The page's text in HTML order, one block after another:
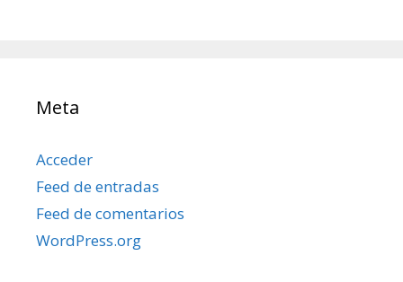
Meta
Acceder
Feed de entradas
Feed de comentarios
WordPress.org